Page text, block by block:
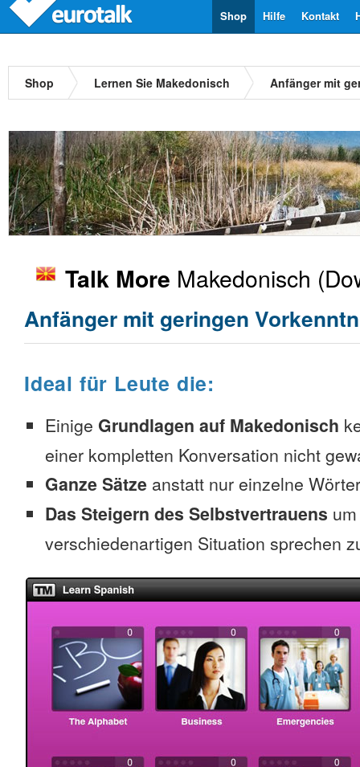
Kontakt
Hilfe
Shop
Shop Lernen Sie Makedonisch Anfänger mit
Talk More Makedonisch
Anfänger mit geringen
Ideal für Leute die:
Einige Grundlagen auf Makedonisch
einer kompletten Konversation nicht
Ganze Sätze anstatt nur einzelne
Das Steigern des Selbstvertrauens
verschiedenartigen Situation sprechen